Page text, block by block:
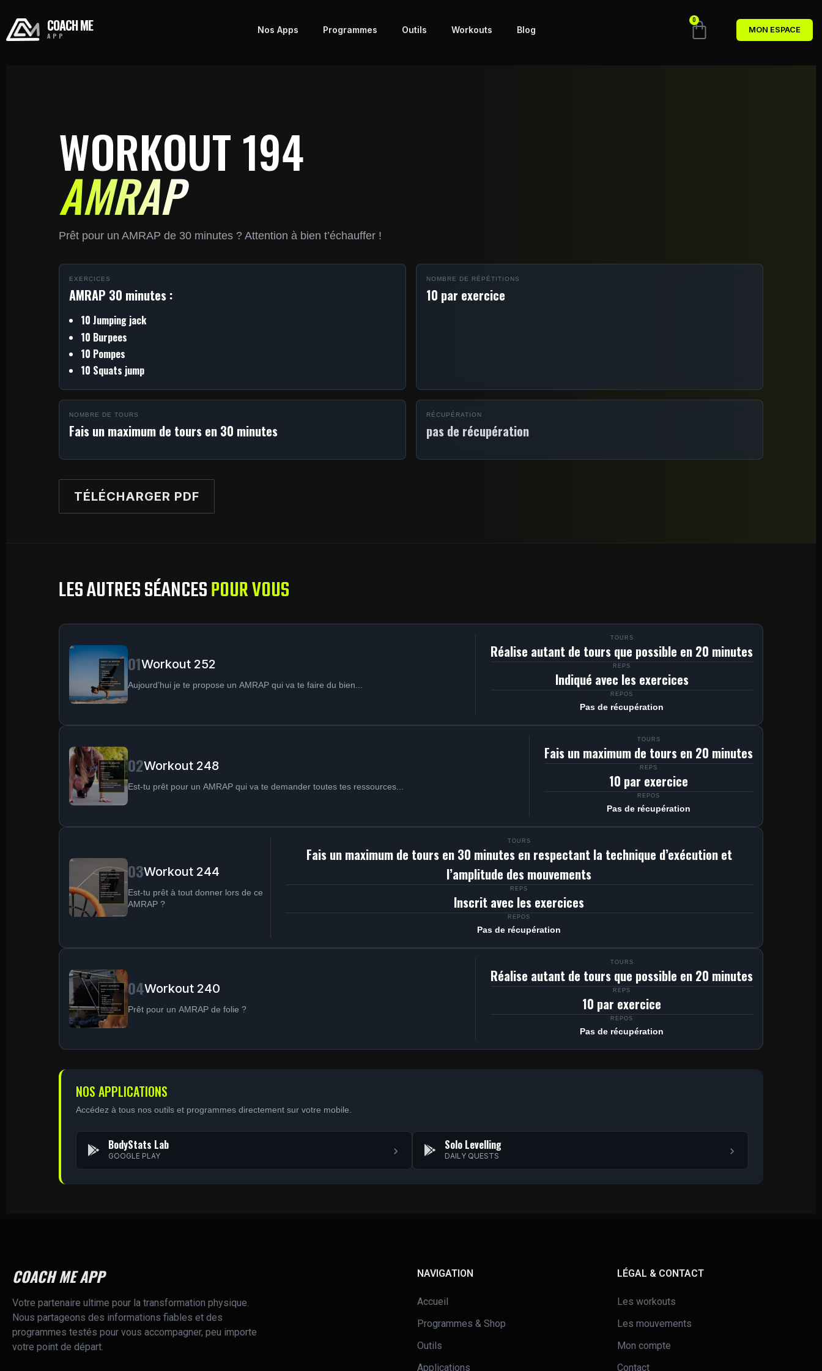
COACH ME
APP
Nos Apps Programmes Outils Workouts Blog
0
MON ESPACE
WORKOUT 194
AMRAP
Prêt pour un AMRAP de 30 minutes ? Attention à bien t’échauffer !
EXERCICES
AMRAP 30 minutes :
10 Jumping jack
10 Burpees
10 Pompes
10 Squats jump
NOMBRE DE RÉPÉTITIONS
10 par exercice
NOMBRE DE TOURS
Fais un maximum de tours en 30 minutes
RÉCUPÉRATION
pas de récupération
TÉLÉCHARGER PDF
LES AUTRES SÉANCESPOUR VOUS
01Workout 252
Aujourd’hui je te propose un AMRAP qui va te faire du bien...
TOURS
Réalise autant de tours que possible en 20 minutes
REPS
Indiqué avec les exercices
REPOS
Pas de récupération
02Workout 248
Est-tu prêt pour un AMRAP qui va te demander toutes tes ressources...
TOURS
Fais un maximum de tours en 20 minutes
REPS
10 par exercice
REPOS
Pas de récupération
03Workout 244
Est-tu prêt à tout donner lors de ce
AMRAP ?
TOURS
Fais un maximum de tours en 30 minutes en respectant la technique d’exécution et
l’amplitude des mouvements
REPS
Inscrit avec les exercices
REPOS
Pas de récupération
04Workout 240
Prêt pour un AMRAP de folie ?
TOURS
Réalise autant de tours que possible en 20 minutes
REPS
10 par exercice
REPOS
Pas de récupération
NOS APPLICATIONS
Accédez à tous nos outils et programmes directement sur votre mobile.
BodyStats Lab
GOOGLE PLAY
Solo Levelling
DAILY QUESTS
COACH ME APP
Votre partenaire ultime pour la transformation physique.
Nous partageons des informations fiables et des
programmes testés pour vous accompagner, peu importe
votre point de départ.
NAVIGATION
Accueil
Programmes & Shop
Outils
Applications
LÉGAL & CONTACT
Les workouts
Les mouvements
Mon compte
Contact